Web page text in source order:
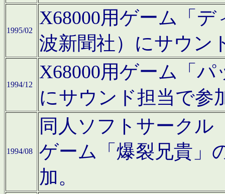
1995/02
X68000用ゲーム「
波新聞社）にサウン
1994/12
X68000用ゲーム「
にサウンド担当で参
1994/08
同人ソフトサークル
ゲーム「爆裂兄貴」
加。